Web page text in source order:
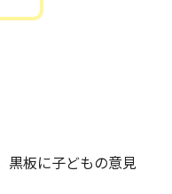
黒板に子どもの意見